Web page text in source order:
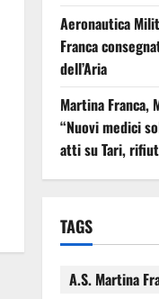
Aeronautica
Franca
dell’Aria
Martina Franca,
“Nuovi medici
atti su Tari,
TAGS
A.S. Martina